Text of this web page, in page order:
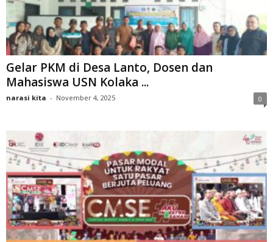
Gelar PKM di Desa Lanto, Dosen dan
Mahasiswa USN Kolaka ...
narasi kita - November 4, 2025 0